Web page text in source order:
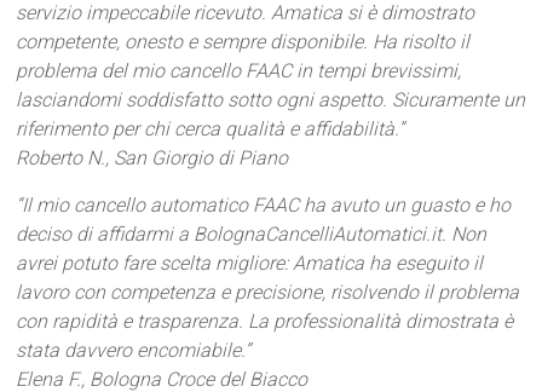
servizio impeccabile ricevuto. Amatica si è dimostrato
competente, onesto e sempre disponibile. Ha risolto il
problema del mio cancello FAAC in tempi brevissimi,
lasciandomi soddisfatto sotto ogni aspetto. Sicuramente un
riferimento per chi cerca qualità e affidabilità.”
Roberto N., San Giorgio di Piano
“Il mio cancello automatico FAAC ha avuto un guasto e ho
deciso di affidarmi a BolognaCancelliAutomatici.it. Non
avrei potuto fare scelta migliore: Amatica ha eseguito il
lavoro con competenza e precisione, risolvendo il problema
con rapidità e trasparenza. La professionalità dimostrata è
stata davvero encomiabile.”
Elena F., Bologna Croce del Biacco